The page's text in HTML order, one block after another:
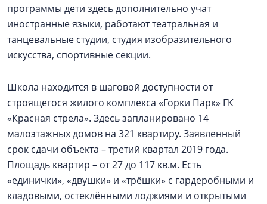
программы дети здесь дополнительно учат
иностранные языки, работают театральная и
танцевальные студии, студия изобразительного
искусства, спортивные секции.
Школа находится в шаговой доступности от
строящегося жилого комплекса «Горки Парк» ГК
«Красная стрела». Здесь запланировано 14
малоэтажных домов на 321 квартиру. Заявленный
срок сдачи объекта – третий квартал 2019 года.
Площадь квартир – от 27 до 117 кв.м. Есть
«единички», «двушки» и «трёшки» с гардеробными и
кладовыми, остеклёнными лоджиями и открытыми